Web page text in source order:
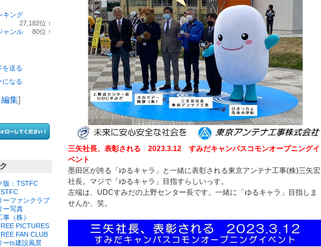
キング
27,182位 ↑
ャンル 80位 ↑
を送る
になる
集]
版：TSTFC
ーファンクラブ
ー写真
（株）
PICTURES
FAN CLUB
ーts建設風景
三矢社長、表彰される 2023.3.12 すみだキャンパスコモンオープニングイ
ベント
墨田区が誇る「ゆるキャラ」と一緒に表彰される東京アンテナ工事(株)三矢宏
社長。マジで「ゆるキャラ」目指すらしいっす。
左端は、UDCすみだの上野センター長です。一緒に「ゆるキャラ」目指しま
せんか、笑。